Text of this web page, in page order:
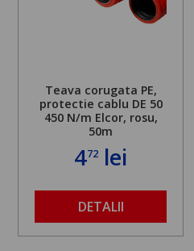
Teava corugata PE,
protectie cablu DE 50
450 N/m Elcor, rosu,
50m
472 lei
DETALII